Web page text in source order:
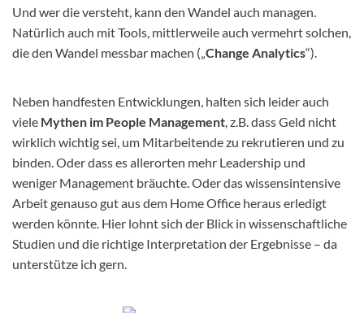
Und wer die versteht, kann den Wandel auch managen.
Natürlich auch mit Tools, mittlerweile auch vermehrt solchen,
die den Wandel messbar machen („Change Analytics“).
Neben handfesten Entwicklungen, halten sich leider auch
viele Mythen im People Management, z.B. dass Geld nicht
wirklich wichtig sei, um Mitarbeitende zu rekrutieren und zu
binden. Oder dass es allerorten mehr Leadership und
weniger Management bräuchte. Oder das wissensintensive
Arbeit genauso gut aus dem Home Office heraus erledigt
werden könnte. Hier lohnt sich der Blick in wissenschaftliche
Studien und die richtige Interpretation der Ergebnisse – da
unterstütze ich gern.